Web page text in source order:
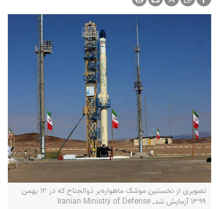
تصویری از نخستین موشک ماهواره‌بر ذوالجناح که در ۱۲ بهمن
۱۳۹۹ آزمایش شد‌ـ Iranian Ministry of Defense